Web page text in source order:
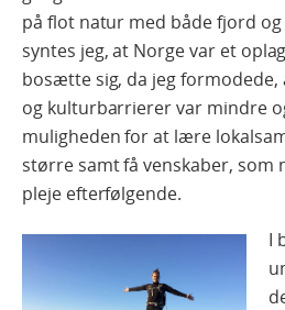
på flot natur med både fjord og
syntes jeg, at Norge var et
bosætte sig, da jeg formodede,
og kulturbarrierer var mindre
muligheden for at lære
større samt få venskaber, som
pleje efterfølgende.
I